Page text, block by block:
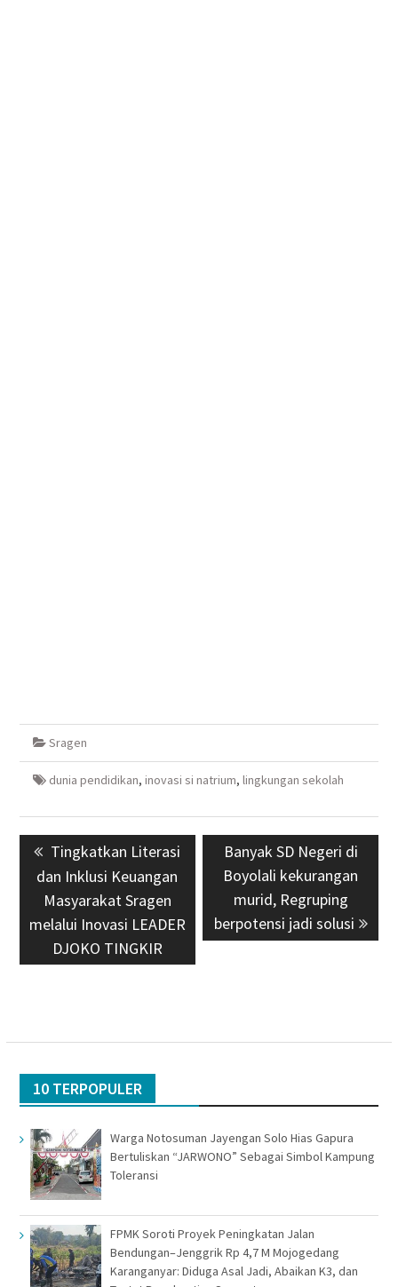
Sragen
dunia pendidikan, inovasi si natrium, lingkungan sekolah
Navigasi
pos Previous
post:
Tingkatkan Literasi
dan Inklusi Keuangan
Masyarakat Sragen
melalui Inovasi LEADER
DJOKO TINGKIR
Next
post:
Banyak SD Negeri di
Boyolali kekurangan
murid, Regruping
berpotensi jadi solusi
10 TERPOPULER
Warga Notosuman Jayengan Solo Hias Gapura
Bertuliskan “JARWONO” Sebagai Simbol Kampung
Toleransi
FPMK Soroti Proyek Peningkatan Jalan
Bendungan–Jenggrik Rp 4,7 M Mojogedang
Karanganyar: Diduga Asal Jadi, Abaikan K3, dan